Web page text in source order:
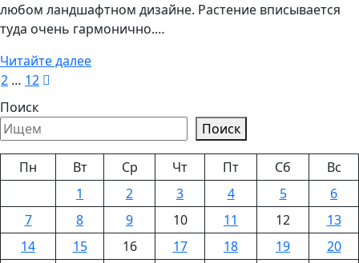
любом ландшафтном дизайне. Растение вписывается
туда очень гармонично.…
Читайте далее
2 … 12
Поиск
Поиск
Пн Вт Ср Чт Пт Сб
Вс
1
2 3 4 5
6
7
8 9 10 11 12
13
14
15 16 17 18 19
20